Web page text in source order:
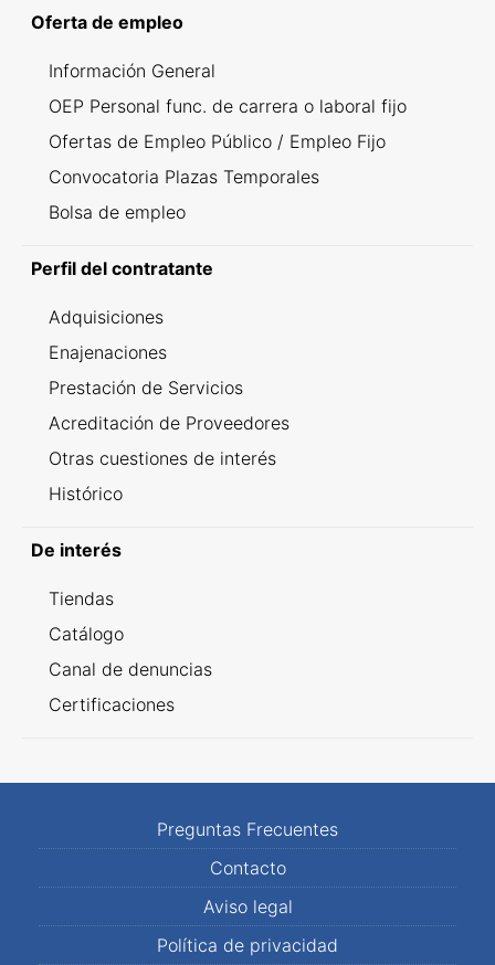
Oferta de empleo
Información General
OEP Personal func. de carrera o laboral fijo
Ofertas de Empleo Público / Empleo Fijo
Convocatoria Plazas Temporales
Bolsa de empleo
Perfil del contratante
Adquisiciones
Enajenaciones
Prestación de Servicios
Acreditación de Proveedores
Otras cuestiones de interés
Histórico
De interés
Tiendas
Catálogo
Canal de denuncias
Certificaciones
Preguntas Frecuentes
Contacto
Aviso legal
Política de privacidad